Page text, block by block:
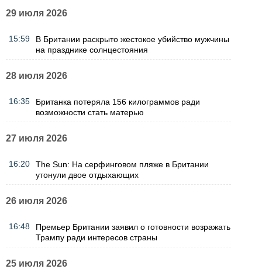
29 июля 2026
15:59
В Британии раскрыто жестокое убийство мужчины
на празднике солнцестояния
28 июля 2026
16:35
Британка потеряла 156 килограммов ради
возможности стать матерью
27 июля 2026
16:20
The Sun: На серфинговом пляже в Британии
утонули двое отдыхающих
26 июля 2026
16:48
Премьер Британии заявил о готовности возражать
Трампу ради интересов страны
25 июля 2026